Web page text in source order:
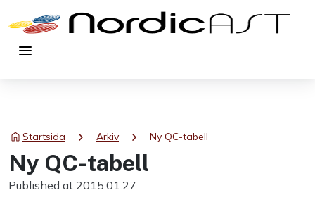
menu
Startsida chevron_right Arkiv chevron_right Ny QC-tabell
Ny QC-tabell
Published at 2015.01.27